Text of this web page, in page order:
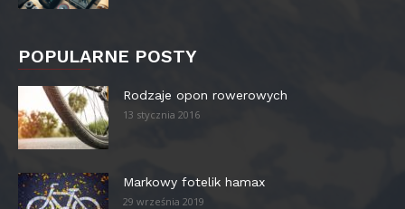
POPULARNE POSTY
Rodzaje opon rowerowych
13 stycznia 2016
Markowy fotelik hamax
29 września 2019